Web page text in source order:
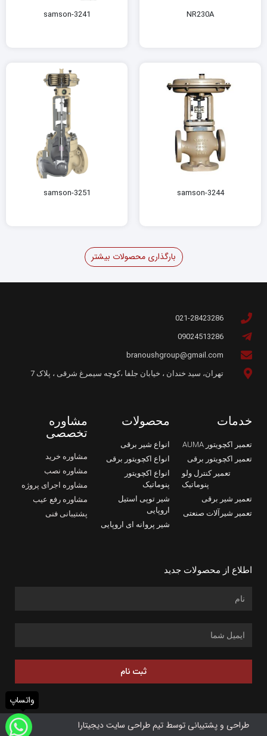
NR230A
samson-3241
samson-3244
samson-3251
بارگذاری محصولات بیشتر
021-28423286
09024513286
branoushgroup@gmail.com
تهران، سید خندان ، خیابان جلفا ،کوچه سیمرغ شرقی ، پلاک 7
خدمات
تعمیر اکچویتور AUMA
تعمیر اکچویتور برقی
تعمیر کنترل ولو
پنوماتیک
تعمیر شیر برقی
تعمیر شیرآلات صنعتی
محصولات
انواع شیر برقی
انواع اکچویتور برقی
انواع اکچویتور
پنوماتیک
شیر توپی استیل
اروپایی
شیر پروانه ای اروپایی
مشاوره
تخصصی
مشاوره خرید
مشاوره نصب
مشاوره اجرای پروژه
مشاوره رفع عیب
پشتیبانی فنی
اطلاع از محصولات جدید
ثبت نام
طراحی و پشتیبانی توسط تیم طراحی سایت دیجیتارا
واتساپ